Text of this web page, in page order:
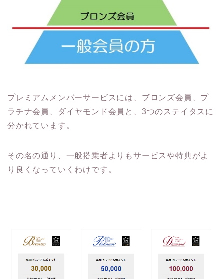
プレミアムメンバーサービスには、ブロンズ会員、プ
ラチナ会員、ダイヤモンド会員と、3つのステイタスに
分かれています。
その名の通り、一般搭乗者よりもサービスや特典がよ
り良くなっていくわけです。